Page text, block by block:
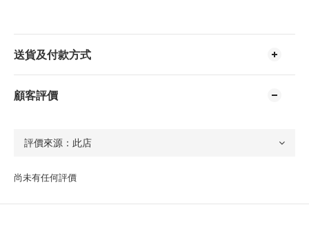
送貨及付款方式
顧客評價
尚未有任何評價